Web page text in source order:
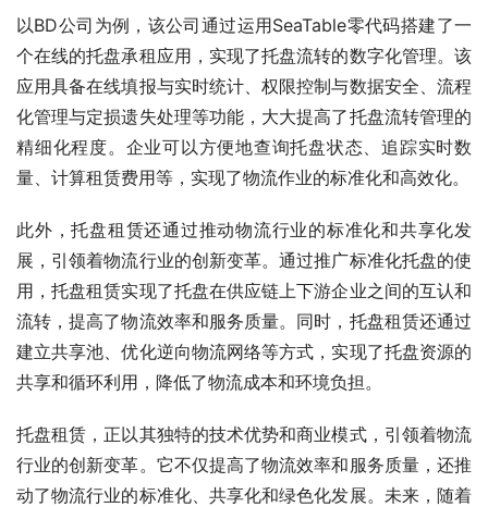
以BD公司为例，该公司通过运用SeaTable零代码搭建了一
个在线的托盘承租应用，实现了托盘流转的数字化管理。该
应用具备在线填报与实时统计、权限控制与数据安全、流程
化管理与定损遗失处理等功能，大大提高了托盘流转管理的
精细化程度。企业可以方便地查询托盘状态、追踪实时数
量、计算租赁费用等，实现了物流作业的标准化和高效化。
此外，托盘租赁还通过推动物流行业的标准化和共享化发
展，引领着物流行业的创新变革。通过推广标准化托盘的使
用，托盘租赁实现了托盘在供应链上下游企业之间的互认和
流转，提高了物流效率和服务质量。同时，托盘租赁还通过
建立共享池、优化逆向物流网络等方式，实现了托盘资源的
共享和循环利用，降低了物流成本和环境负担。
托盘租赁，正以其独特的技术优势和商业模式，引领着物流
行业的创新变革。它不仅提高了物流效率和服务质量，还推
动了物流行业的标准化、共享化和绿色化发展。未来，随着